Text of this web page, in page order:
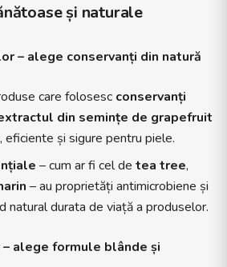
și naturale
– alege conservanți din natură
care folosesc conservanți
din semințe de grapefruit
, eficiente și sigure pentru piele.
– cum ar fi cel de tea tree,
– au proprietăți antimicrobiene și
natural durata de viață a produselor.
alege formule blânde și